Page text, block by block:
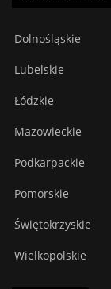
Dolnośląskie
Lubelskie
Łódzkie
Mazowieckie
Podkarpackie
Pomorskie
Świętokrzyskie
Wielkopolskie